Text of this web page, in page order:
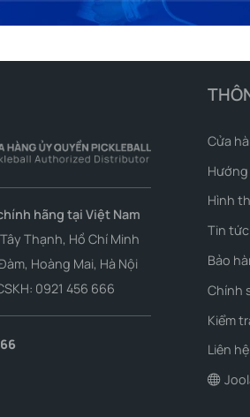
hãng tại Việt Nam
Thạnh, Hồ Chí Minh
Hoàng Mai, Hà Nội
0921 456 666
Cửa
Hình
Tin
Bảo
Chính
Kiểm
Liên